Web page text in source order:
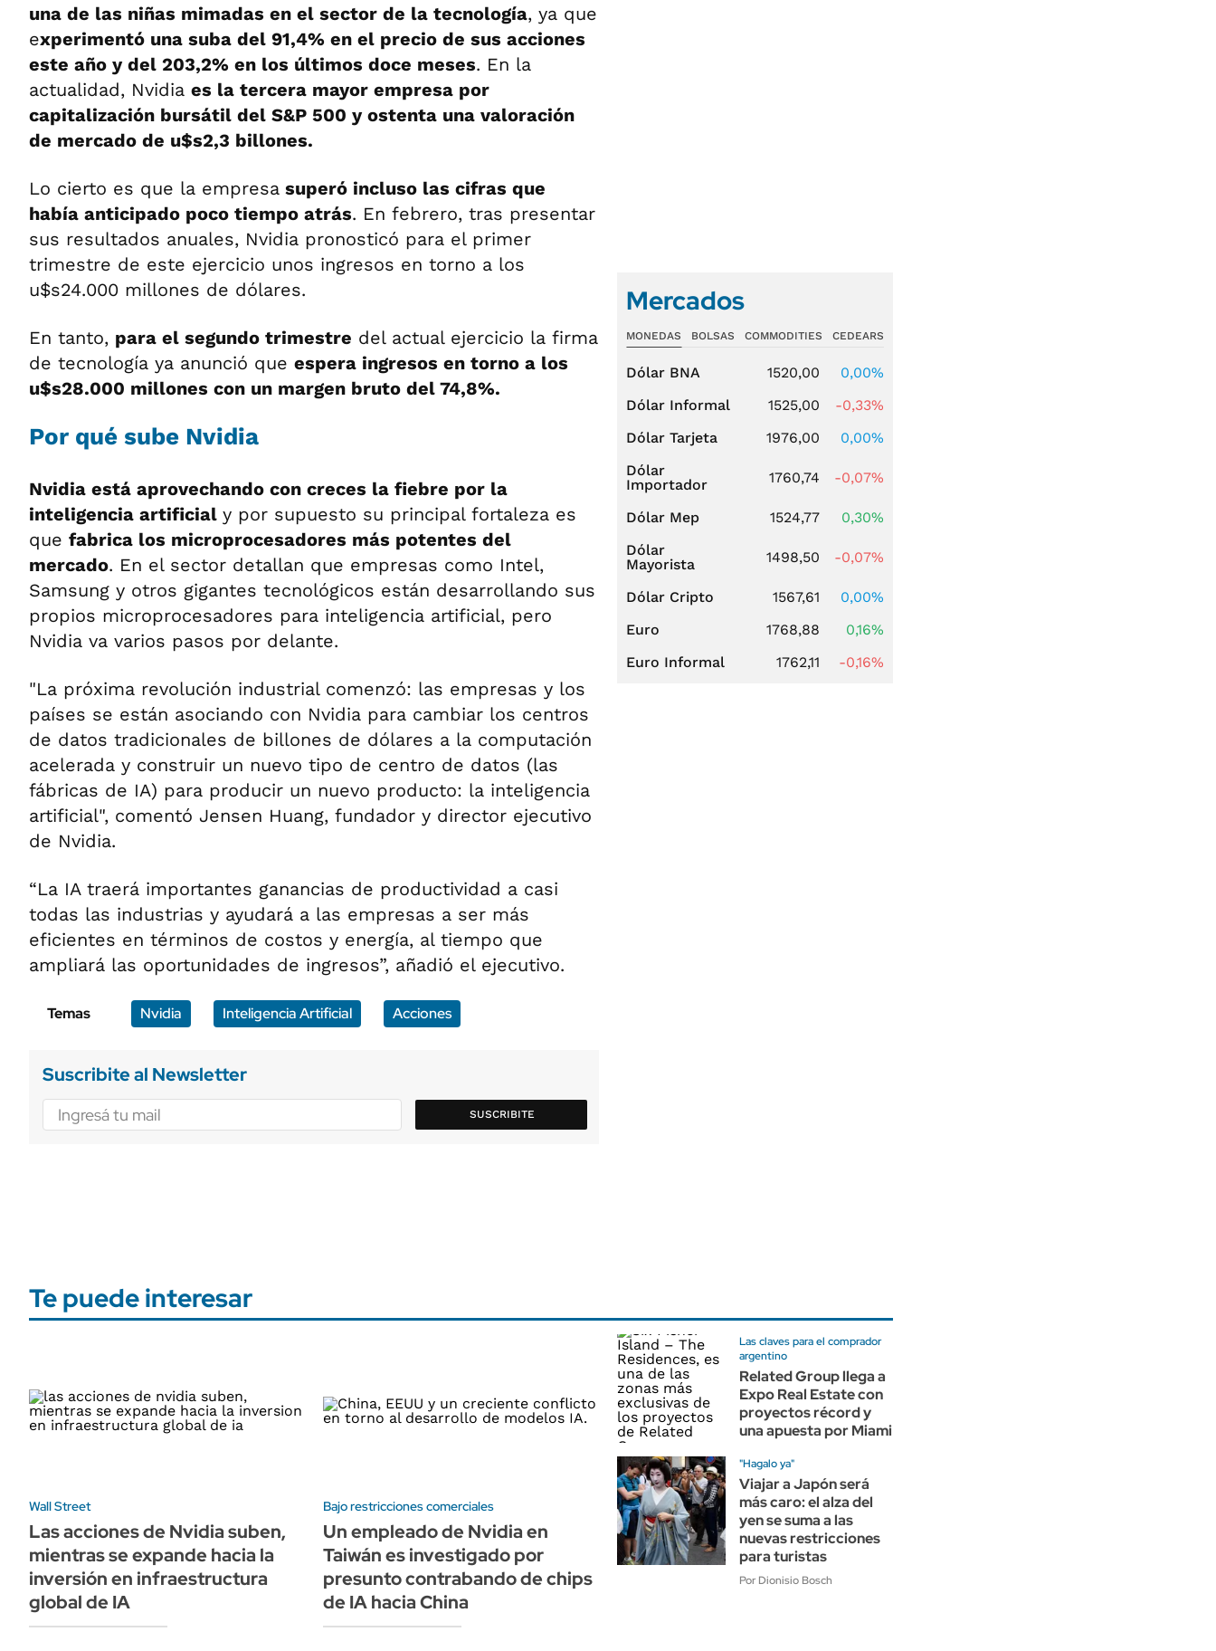
una de las niñas mimadas en el sector de la tecnología, ya que
experimentó una suba del 91,4% en el precio de sus acciones
este año y del 203,2% en los últimos doce meses. En la
actualidad, Nvidia es la tercera mayor empresa por
capitalización bursátil del S&P 500 y ostenta una valoración
de mercado de u$s2,3 billones.
Lo cierto es que la empresa superó incluso las cifras que
había anticipado poco tiempo atrás. En febrero, tras presentar
sus resultados anuales, Nvidia pronosticó para el primer
trimestre de este ejercicio unos ingresos en torno a los
u$s24.000 millones de dólares.
En tanto, para el segundo trimestre del actual ejercicio la firma
de tecnología ya anunció que espera ingresos en torno a los
u$s28.000 millones con un margen bruto del 74,8%.
Por qué sube Nvidia
Nvidia está aprovechando con creces la fiebre por la
inteligencia artificial y por supuesto su principal fortaleza es
que fabrica los microprocesadores más potentes del
mercado. En el sector detallan que empresas como Intel,
Samsung y otros gigantes tecnológicos están desarrollando sus
propios microprocesadores para inteligencia artificial, pero
Nvidia va varios pasos por delante.
"La próxima revolución industrial comenzó: las empresas y los
países se están asociando con Nvidia para cambiar los centros
de datos tradicionales de billones de dólares a la computación
acelerada y construir un nuevo tipo de centro de datos (las
fábricas de IA) para producir un nuevo producto: la inteligencia
artificial", comentó Jensen Huang, fundador y director ejecutivo
de Nvidia.
“La IA traerá importantes ganancias de productividad a casi
todas las industrias y ayudará a las empresas a ser más
eficientes en términos de costos y energía, al tiempo que
ampliará las oportunidades de ingresos”, añadió el ejecutivo.
Temas Nvidia Inteligencia Artificial Acciones
Suscribite al Newsletter
SUSCRIBITE
Mercados
MONEDAS BOLSAS COMMODITIES CEDEARS
Dólar BNA 1520,00
0,00%
Dólar Informal
1525,00
-0,33%
Dólar Tarjeta
1976,00
0,00%
Dólar
Importador
1760,74 -0,07%
Dólar Mep 1524,77
0,30%
Dólar
Mayorista
1498,50 -0,07%
Dólar Cripto 1567,61
0,00%
Euro
1768,88
0,16%
Euro Informal
1762,11 -0,16%
Te puede interesar
Wall Street
Las acciones de Nvidia suben,
mientras se expande hacia la
inversión en infraestructura
global de IA
Bajo restricciones comerciales
Un empleado de Nvidia en
Taiwán es investigado por
presunto contrabando de chips
de IA hacia China
Las claves para el comprador
argentino
Related Group llega a
Expo Real Estate con
proyectos récord y
una apuesta por Miami
"Hagalo ya"
Viajar a Japón será
más caro: el alza del
yen se suma a las
nuevas restricciones
para turistas
Por Dionisio Bosch